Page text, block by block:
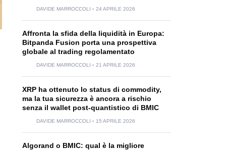
DAVIDE MARROCCOLI 24 APRILE 2026
Affronta la sfida della liquidità in Europa:
Bitpanda Fusion porta una prospettiva
globale al trading regolamentato
DAVIDE MARROCCOLI 21 APRILE 2026
XRP ha ottenuto lo status di commodity,
ma la tua sicurezza è ancora a rischio
senza il wallet post-quantistico di BMIC
DAVIDE MARROCCOLI 15 APRILE 2026
Algorand o BMIC: qual è la migliore